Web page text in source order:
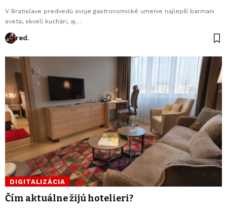
V Bratislave predvedú svoje gastronomické umenie najlepší barmani
sveta, skvelí kuchári, aj…
red.
DIGITALIZÁCIA
Čím aktuálne žijú hotelieri?